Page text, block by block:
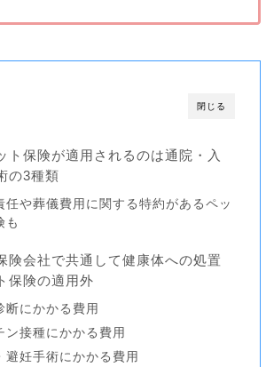
閉じる
ト保険が適用されるのは通院・入
の3種類
任や葬儀費用に関する特約があるペッ
も
険会社で共通して健康体への処置
保険の適用外
断にかかる費用
ン接種にかかる費用
避妊手術にかかる費用